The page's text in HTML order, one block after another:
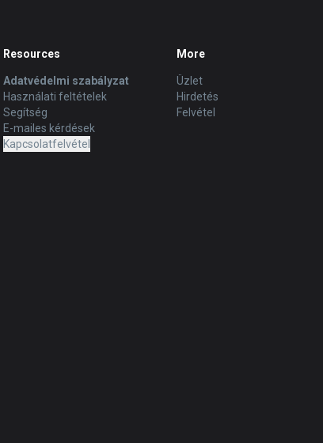
Resources
Adatvédelmi szabályzat
Használati feltételek
Segítség
E-mailes kérdések
Kapcsolatfelvétel
More
Üzlet
Hirdetés
Felvétel